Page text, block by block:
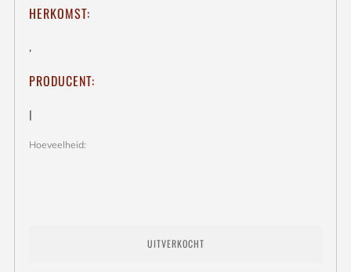
HERKOMST:
,
PRODUCENT:
|
Hoeveelheid:
UITVERKOCHT